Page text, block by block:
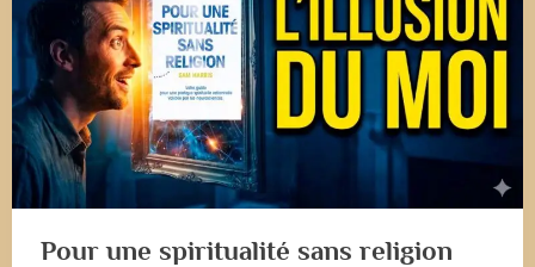
Pour une spiritualité sans religion